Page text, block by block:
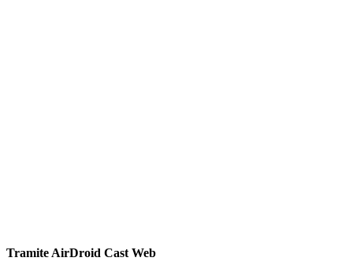
Tramite AirDroid Cast Web